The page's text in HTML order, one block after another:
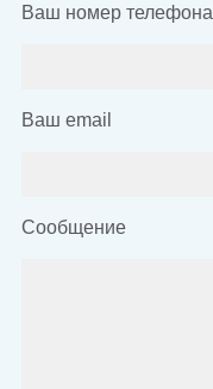
Ваш номер телефона
Ваш email
Сообщение